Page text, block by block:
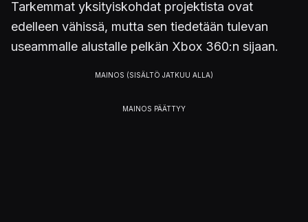
Tarkemmat yksityiskohdat projektista ovat
edelleen vähissä, mutta sen tiedetään tulevan
useammalle alustalle pelkän Xbox 360:n sijaan.